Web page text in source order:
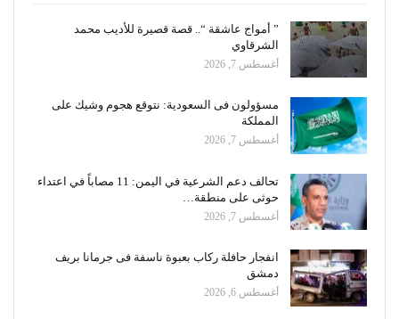
” أمواج عاشقة “.. قصة قصيرة للأديب محمد
الشرقاوي
أغسطس 7, 2026
مسؤولون فى السعودية: نتوقع هجوم وشيك على
المملكة
أغسطس 7, 2026
تحالف دعم الشرعية في اليمن: 11 مصاباً في اعتداء
حوثى على منطقة…
أغسطس 7, 2026
انفجار حافلة ركاب بعبوة ناسفة فى جرمانا بريف
دمشق
أغسطس 6, 2026